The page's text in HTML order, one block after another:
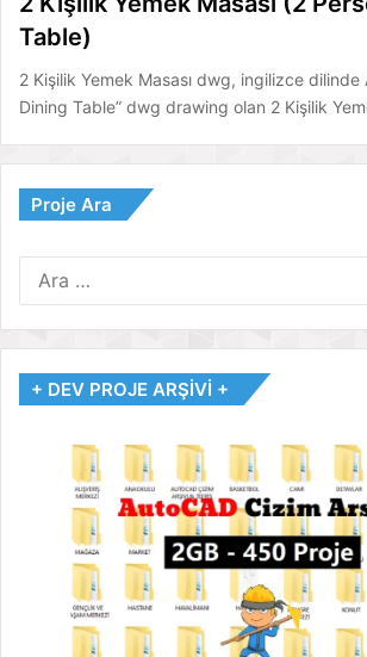
Table)
2 Kişilik Yemek Masası dwg, ingilizce dilinde
Dining Table” dwg drawing olan 2 Kişilik
Proje Ara
+ DEV PROJE ARŞİVİ +